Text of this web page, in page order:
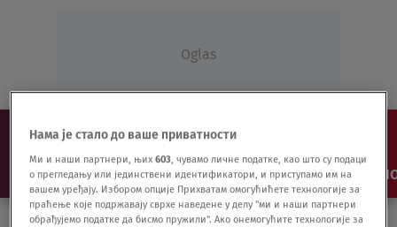
Oglas
NAJNOVIJE VESTI SHOW SPORT VIDEO
Нама је стало до ваше приватности
Ми и наши партнери, њих603, чувамо личне податке, као што су подаци
о прегледању или јединствени идентификатори, и приступамо им на
вашем уређају. Избором опције Прихватам омогућићете технологије за
праћење које подржавају сврхе наведене у делу "ми и наши партнери
обрађујемо податке да бисмо пружили". Ако онемогућите технологије за